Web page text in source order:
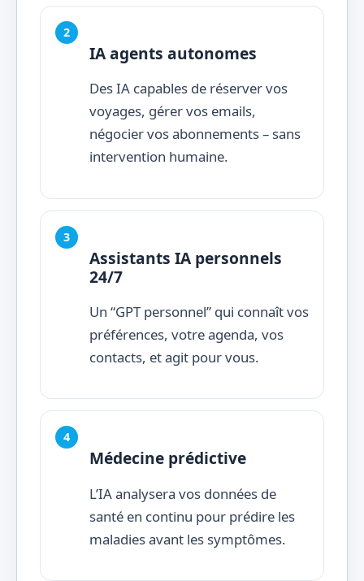
IA agents autonomes
Des IA capables de réserver vos
voyages, gérer vos emails,
négocier vos abonnements – sans
intervention humaine.
Assistants IA personnels
24/7
Un “GPT personnel” qui connaît vos
préférences, votre agenda, vos
contacts, et agit pour vous.
Médecine prédictive
L’IA analysera vos données de
santé en continu pour prédire les
maladies avant les symptômes.